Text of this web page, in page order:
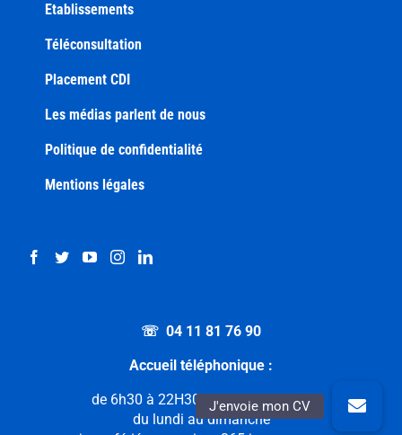
Etablissements
Téléconsultation
Placement CDI
Les médias parlent de nous
Politique de confidentialité
Mentions légales
☏ 04 11 81 76 90
Accueil téléphonique :
de 6h30 à 22H30 sans interruption
du lundi au dimanche